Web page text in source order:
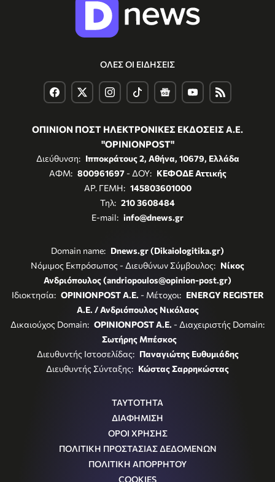
ΟΛΕΣ ΟΙ ΕΙΔΗΣΕΙΣ
ΟΠΙΝΙΟΝ ΠΟΣΤ ΗΛΕΚΤΡΟΝΙΚΕΣ ΕΚΔΟΣΕΙΣ Α.Ε.
"OPINIONPOST"
Διεύθυνση: Ιπποκράτους 2, Αθήνα, 10679, Ελλάδα
ΑΦΜ: 800961697- ΔΟΥ: ΚΕΦΟΔΕ Αττικής
ΑΡ. ΓΕΜΗ: 145803601000
Τηλ: 210 3608484
E-mail: info@dnews.gr
Domain name: Dnews.gr (Dikaiologitika.gr)
Νόμιμος Εκπρόσωπος - Διευθύνων Σύμβουλος: Νίκος
Ανδριόπουλος (andriopoulos@opinion-post.gr)
Ιδιοκτησία: OPINIONPOST A.E. - Μέτοχοι: ENERGY REGISTER
Α.Ε. / Ανδριόπουλος Νικόλαος
Δικαιούχος Domain: OPINIONPOST A.E. - Διαχειριστής Domain:
Σωτήρης Μπέσκος
Διευθυντής Ιστοσελίδας: Παναγιώτης Ευθυμιάδης
Διευθυντής Σύνταξης: Κώστας Σαρρηκώστας
ΤΑΥΤΟΤΗΤΑ
ΔΙΑΦΗΜΙΣΗ
ΟΡΟΙ ΧΡΗΣΗΣ
ΠΟΛΙΤΙΚΗ ΠΡΟΣΤΑΣΙΑΣ ΔΕΔΟΜΕΝΩΝ
ΠΟΛΙΤΙΚΗ ΑΠΟΡΡΗΤΟΥ
COOKIES